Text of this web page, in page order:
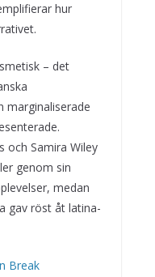
hur
– det
marginaliserade
och Samira Wiley
genom sin
medan
gav röst åt latina-
Break